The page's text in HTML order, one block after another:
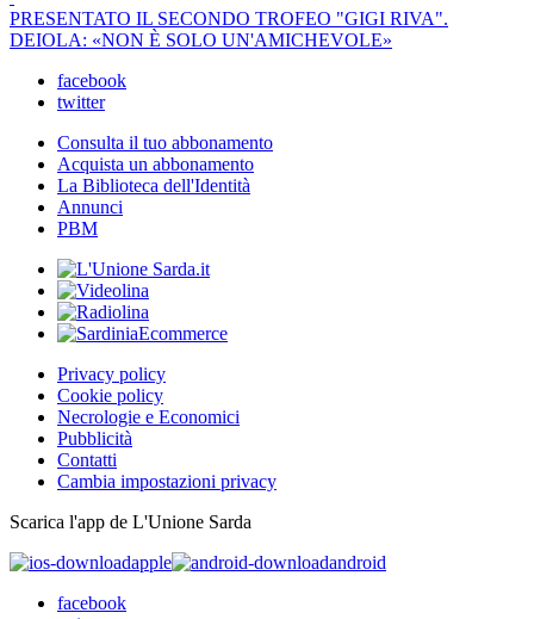
PRESENTATO IL SECONDO TROFEO "GIGI RIVA".
DEIOLA: «NON È SOLO UN'AMICHEVOLE»
facebook
twitter
Consulta il tuo abbonamento
Acquista un abbonamento
La Biblioteca dell'Identità
Annunci
PBM
Privacy policy
Cookie policy
Necrologie e Economici
Pubblicità
Contatti
Cambia impostazioni privacy
Scarica l'app de L'Unione Sarda
apple
android
facebook